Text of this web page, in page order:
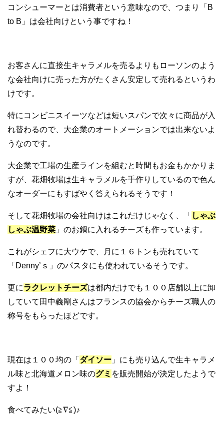
コンシューマーとは消費者という意味なので、つまり「B
to B」は会社向けという事ですね！
お客さんに直接生キャラメルを売るよりもローソンのよう
な会社向けに売った方がたくさん安定して売れるというわ
けです。
特にコンビニスイーツなどは短いスパンで次々に商品が入
れ替わるので、大企業のオートメーションでは出来ないよ
うなのです。
大企業で工場の生産ラインを組むと時間もお金もかかりま
すが、花畑牧場は生キャラメルを手作りしているので色ん
なオーダーにもすばやく答えられるそうです！
そして花畑牧場の会社向けはこれだけじゃなく、「 しゃぶ
しゃぶ温野菜 」のお鍋に入れるチーズも作っています。
これがシェフに大ウケで、月に１６トンも売れていて
「Denny’ｓ」のパスタにも使われているそうです。
更にラクレットチーズは都内だけでも１００店舗以上に卸
していて田中義剛さんはフランスの協会からチーズ職人の
称号をもらったほどです。
現在は１００均の「 ダイソー 」にも売り込んで生キャラメ
ル味と北海道メロン味のグミ を販売開始が決定したようで
すよ！
食べてみたい(≧∇≦)♪